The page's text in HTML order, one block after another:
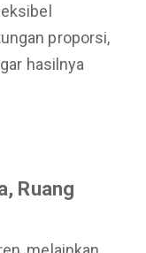
proporsi,
hasilnya
Ruang